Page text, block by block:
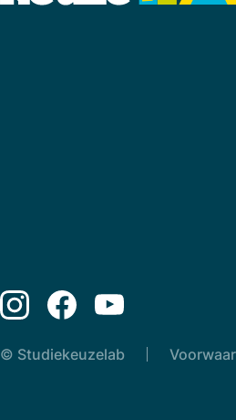
© Studiekeuzelab